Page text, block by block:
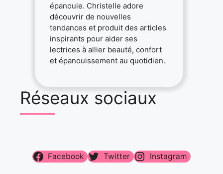
épanouie. Christelle adore
découvrir de nouvelles
tendances et produit des articles
inspirants pour aider ses
lectrices à allier beauté, confort
et épanouissement au quotidien.
Réseaux sociaux
Facebook Twitter Instagram